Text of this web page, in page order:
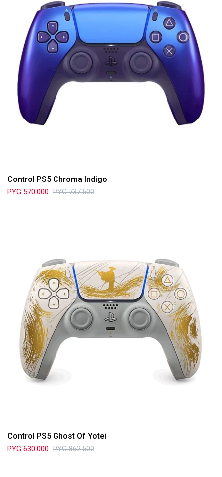
Control PS5 Chroma Indigo
PYG 570.000 PYG 737.500
Control PS5 Ghost Of Yotei
PYG 630.000 PYG 862.500